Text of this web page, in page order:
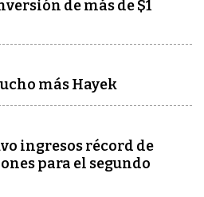
de más de $1
más Hayek
ingresos récord de
para el segundo